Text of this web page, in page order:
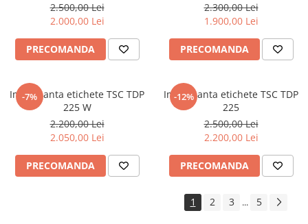
2.500,00 Lei
2.000,00 Lei
PRECOMANDA
2.300,00 Lei
1.900,00 Lei
PRECOMANDA
-7%
Imprimanta etichete TSC TDP
225 W
2.200,00 Lei
2.050,00 Lei
PRECOMANDA
-12%
Imprimanta etichete TSC TDP
225
2.500,00 Lei
2.200,00 Lei
PRECOMANDA
1 2 3 ... 5